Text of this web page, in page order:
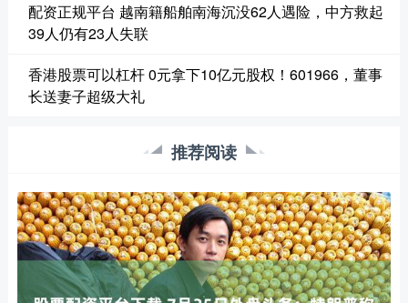
配资正规平台 越南籍船舶南海沉没62人遇险，中方救起
39人仍有23人失联
香港股票可以杠杆 0元拿下10亿元股权！601966，董事
长送妻子超级大礼
推荐阅读